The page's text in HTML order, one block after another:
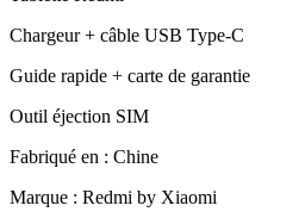
Chargeur + câble USB Type-C
Guide rapide + carte de garantie
Outil éjection SIM
Fabriqué en : Chine
Marque : Redmi by Xiaomi